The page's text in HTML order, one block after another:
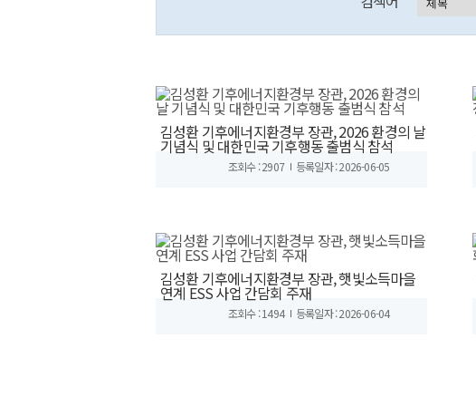
김성환 기후에너지환경부 장관, 2026 환경의 날
기념식 및 대한민국 기후행동 출범식 참석
조회수 : 2907 등록일자 : 2026-06-05
김성환 기후에너지환경부 장관, 햇빛소득마을
연계 ESS 사업 간담회 주재
조회수 : 1494 등록일자 : 2026-06-04